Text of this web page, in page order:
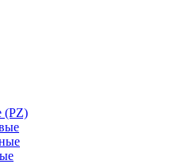
(PZ)